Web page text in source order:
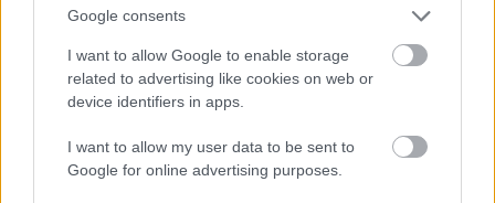
Google consents
I want to allow Google to enable storage
related to advertising like cookies on web or
device identifiers in apps.
I want to allow my user data to be sent to
Google for online advertising purposes.